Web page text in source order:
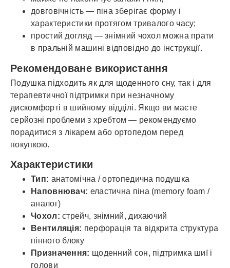
довговічність — піна зберігає форму і
характеристики протягом тривалого часу;
простий догляд — знімний чохол можна прати
в пральній машині відповідно до інструкції.
Рекомендоване використання
Подушка підходить як для щоденного сну, так і для
терапевтичної підтримки при незначному
дискомфорті в шийному відділі. Якщо ви маєте
серйозні проблеми з хребтом — рекомендуємо
порадитися з лікарем або ортопедом перед
покупкою.
Характеристики
Тип: анатомічна / ортопедична подушка
Наповнювач: еластична піна (memory foam /
аналог)
Чохол: стрейч, знімний, дихаючий
Вентиляція: перфорація та відкрита структура
пінного блоку
Призначення: щоденний сон, підтримка шиї і
голови